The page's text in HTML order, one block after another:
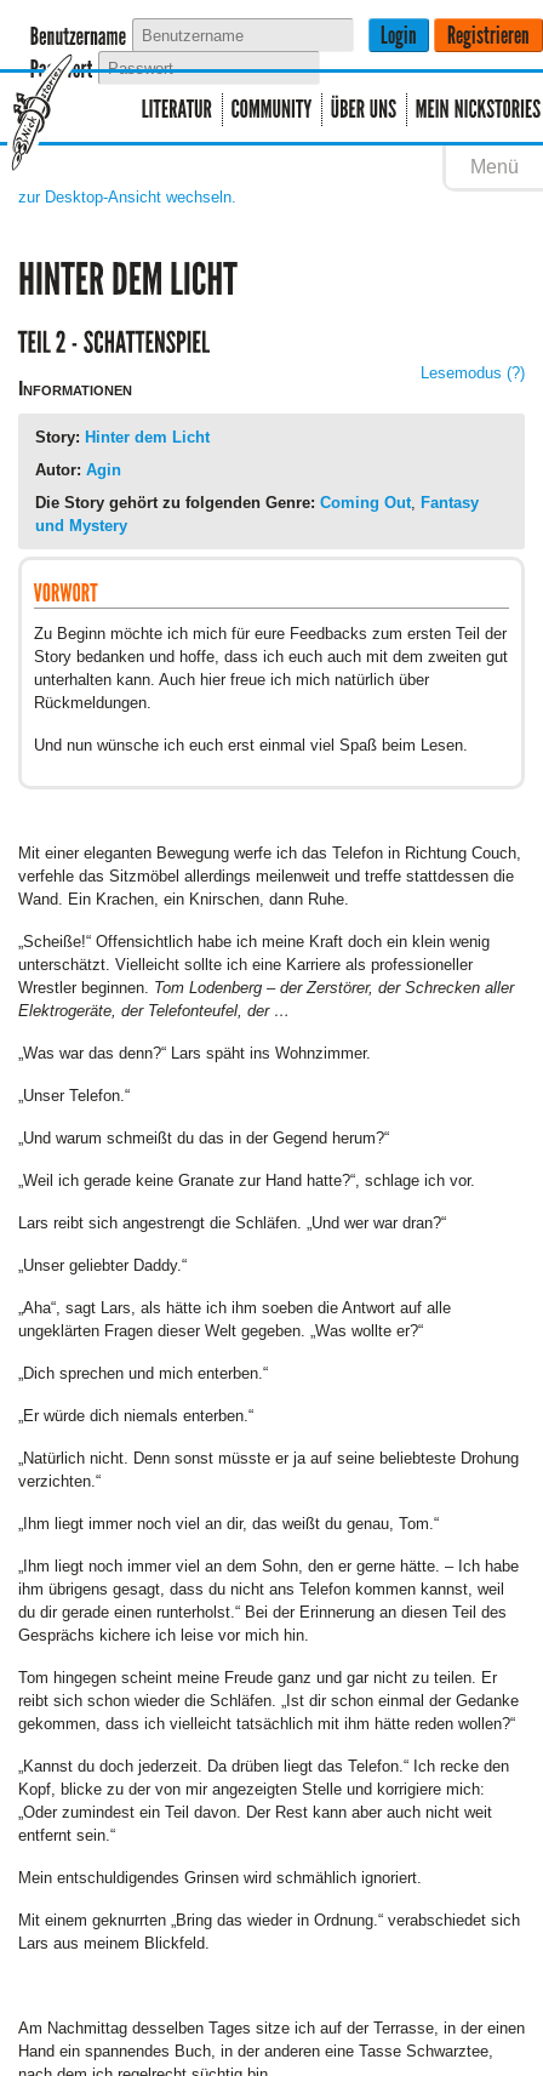
Menü
zur Desktop-Ansicht wechseln.
Lesemodus (?)
Informationen
Story: Hinter dem Licht
Autor: Agin
Die Story gehört zu folgenden Genre: Coming Out Fantasy
und Mystery
Zu Beginn möchte ich mich für eure Feedbacks zum ersten Teil der
Story bedanken und hoffe, dass ich euch auch mit dem zweiten gut
unterhalten kann. Auch hier freue ich mich natürlich über
Rückmeldungen.
Und nun wünsche ich euch erst einmal viel Spaß beim Lesen.
Mit einer eleganten Bewegung werfe ich das Telefon in Richtung Couch,
verfehle das Sitzmöbel allerdings meilenweit und treffe stattdessen die
Wand. Ein Krachen, ein Knirschen, dann Ruhe.
„Scheiße!“ Offensichtlich habe ich meine Kraft doch ein klein wenig
unterschätzt. Vielleicht sollte ich eine Karriere als professioneller
Wrestler beginnen. Tom Lodenberg – der Zerstörer, der Schrecken aller
Elektrogeräte, der Telefonteufel, der …
„Was war das denn?“ Lars späht ins Wohnzimmer.
„Unser Telefon.“
„Und warum schmeißt du das in der Gegend herum?“
„Weil ich gerade keine Granate zur Hand hatte?“, schlage ich vor.
Lars reibt sich angestrengt die Schläfen. „Und wer war dran?“
„Unser geliebter Daddy.“
„Aha“, sagt Lars, als hätte ich ihm soeben die Antwort auf alle
ungeklärten Fragen dieser Welt gegeben. „Was wollte er?“
„Dich sprechen und mich enterben.“
„Er würde dich niemals enterben.“
„Natürlich nicht. Denn sonst müsste er ja auf seine beliebteste Drohung
verzichten.“
„Ihm liegt immer noch viel an dir, das weißt du genau, Tom.“
„Ihm liegt noch immer viel an dem Sohn, den er gerne hätte. – Ich habe
ihm übrigens gesagt, dass du nicht ans Telefon kommen kannst, weil
du dir gerade einen runterholst.“ Bei der Erinnerung an diesen Teil des
Gesprächs kichere ich leise vor mich hin.
Tom hingegen scheint meine Freude ganz und gar nicht zu teilen. Er
reibt sich schon wieder die Schläfen. „Ist dir schon einmal der Gedanke
gekommen, dass ich vielleicht tatsächlich mit ihm hätte reden wollen?“
„Kannst du doch jederzeit. Da drüben liegt das Telefon.“ Ich recke den
Kopf, blicke zu der von mir angezeigten Stelle und korrigiere mich:
„Oder zumindest ein Teil davon. Der Rest kann aber auch nicht weit
entfernt sein.“
Mein entschuldigendes Grinsen wird schmählich ignoriert.
Mit einem geknurrten „Bring das wieder in Ordnung.“ verabschiedet sich
Lars aus meinem Blickfeld.
Am Nachmittag desselben Tages sitze ich auf der Terrasse, in der einen
Hand ein spannendes Buch, in der anderen eine Tasse Schwarztee,